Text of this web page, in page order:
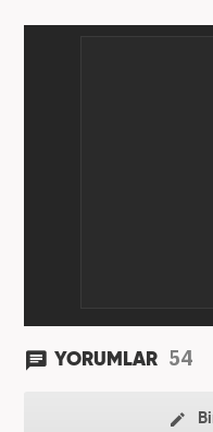
YORUMLAR 54